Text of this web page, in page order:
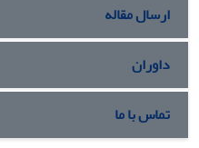
ارسال مقاله
داوران
تماس با ما